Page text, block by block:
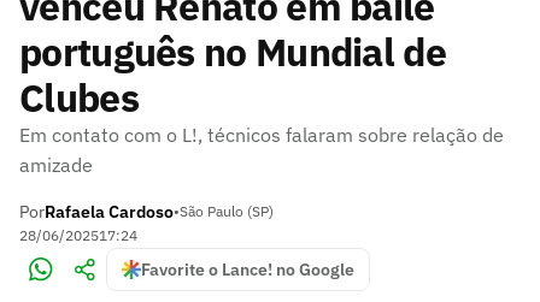
português no Mundial de
Clubes
Em contato com o L!, técnicos falaram sobre relação de
amizade
PorRafaela Cardoso•São Paulo (SP)
28/06/202517:24
Favorite o Lance! no Google